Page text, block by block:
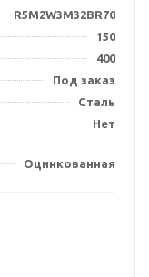
R5M2W3M32BR70
150
400
Под заказ
Сталь
Нет
Оцинкованная